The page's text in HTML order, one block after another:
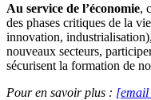
Au service de l’économie,
des phases critiques de la
innovation,
nouveaux secteurs,
sécurisent la formation de
Pour en savoir plus : [email